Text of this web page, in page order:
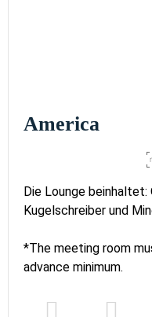
America
Die Lounge beinhaltet:
Kugelschreiber und
*The meeting room
advance minimum.